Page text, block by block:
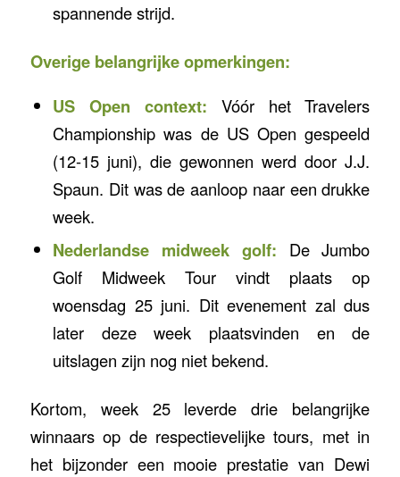
spannende strijd.
Overige belangrijke opmerkingen:
US Open context: Vóór het Travelers
Championship was de US Open gespeeld
(12-15 juni), die gewonnen werd door J.J.
Spaun. Dit was de aanloop naar een drukke
week.
Nederlandse midweek golf: De Jumbo
Golf Midweek Tour vindt plaats op
woensdag 25 juni. Dit evenement zal dus
later deze week plaatsvinden en de
uitslagen zijn nog niet bekend.
Kortom, week 25 leverde drie belangrijke
winnaars op de respectievelijke tours, met in
het bijzonder een mooie prestatie van Dewi